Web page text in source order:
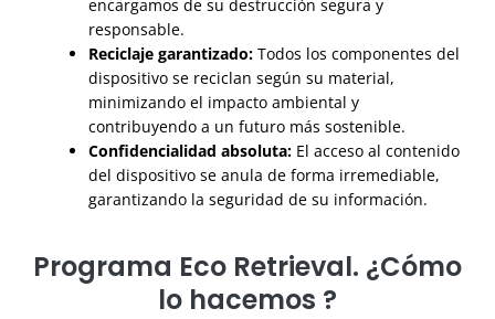
encargamos de su destrucción segura y
responsable.
Reciclaje garantizado: Todos los componentes del
dispositivo se reciclan según su material,
minimizando el impacto ambiental y
contribuyendo a un futuro más sostenible.
Confidencialidad absoluta: El acceso al contenido
del dispositivo se anula de forma irremediable,
garantizando la seguridad de su información.
Programa Eco Retrieval. ¿Cómo
lo hacemos ?